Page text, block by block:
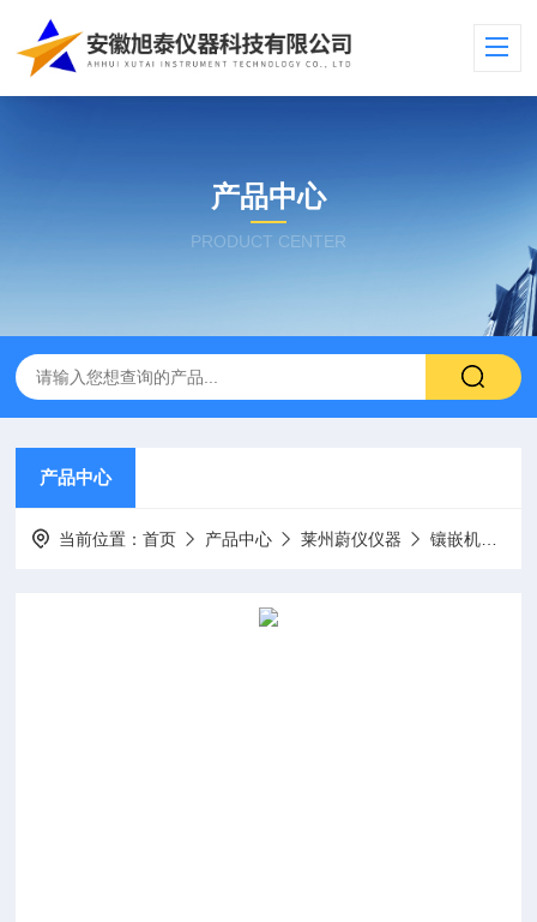
产品中心
PRODUCT CENTER
产品中心
当前位置：首页 产品中心 莱州蔚仪仪器 镶嵌机